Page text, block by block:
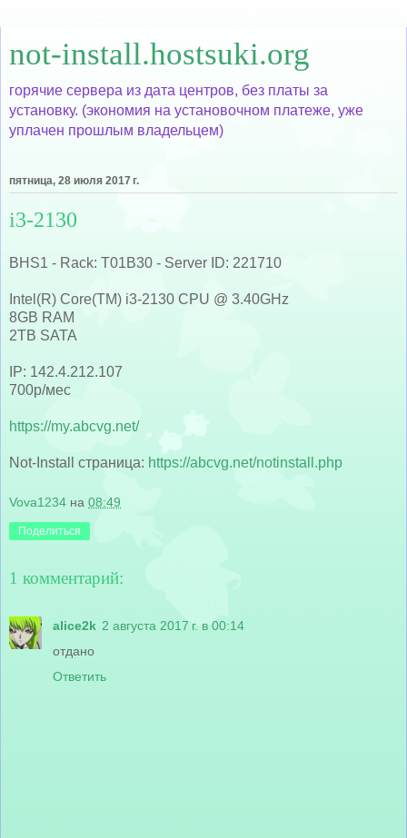
not-install.hostsuki.org
горячие сервера из дата центров, без платы за
установку. (экономия на установочном платеже, уже
уплачен прошлым владельцем)
пятница, 28 июля 2017 г.
i3-2130
BHS1 - Rack: T01B30 - Server ID: 221710
Intel(R) Core(TM) i3-2130 CPU @ 3.40GHz
8GB RAM
2TB SATA
IP: 142.4.212.107
700р/мес
https://my.abcvg.net/
Not-Install страница: https://abcvg.net/notinstall.php
Vova1234 на 08:49
Поделиться
1 комментарий:
alice2k 2 августа 2017 г. в 00:14
отдано
Ответить